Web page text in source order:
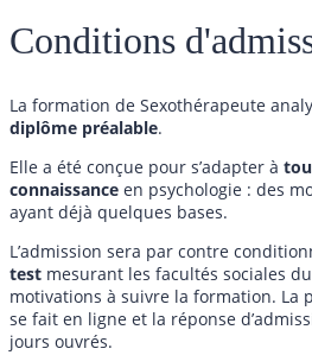
Conditions
La formation de Sexothérapeute
diplôme préalable.
Elle a été conçue pour s’adapter à
connaissance en psychologie : des
ayant déjà quelques bases.
L’admission sera par contre
test mesurant les facultés sociales
motivations à suivre la formation. La
se fait en ligne et la réponse
jours ouvrés.